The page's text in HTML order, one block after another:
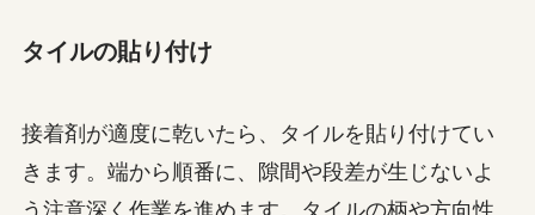
タイルの貼り付け
接着剤が適度に乾いたら、タイルを貼り付けてい
きます。端から順番に、隙間や段差が生じないよ